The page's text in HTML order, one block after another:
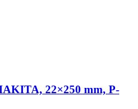
22×250 mm, P-